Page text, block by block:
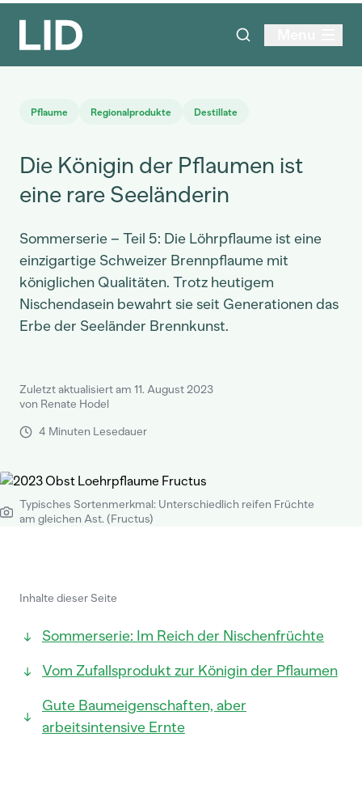
Pflaume Regionalprodukte Destillate
Die Königin der Pflaumen ist
eine rare Seeländerin
Sommerserie – Teil 5: Die Löhrpflaume ist eine
einzigartige Schweizer Brennpflaume mit
königlichen Qualitäten. Trotz heutigem
Nischendasein bewahrt sie seit Generationen das
Erbe der Seeländer Brennkunst.
Zuletzt aktualisiert am 11. August 2023
von Renate Hodel
4 Minuten Lesedauer
Typisches Sortenmerkmal: Unterschiedlich reifen Früchte
am gleichen Ast. (Fructus)
Inhalte dieser Seite
Sommerserie: Im Reich der Nischenfrüchte
Vom Zufallsprodukt zur Königin der Pflaumen
Gute Baumeigenschaften, aber
arbeitsintensive Ernte